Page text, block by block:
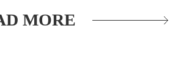
MORE